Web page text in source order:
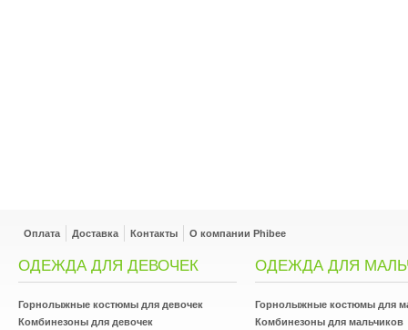
Оплата Доставка Контакты О компании Phibee
ОДЕЖДА ДЛЯ ДЕВОЧЕК
Горнолыжные костюмы для девочек
Комбинезоны для девочек
ОДЕЖДА ДЛЯ
Горнолыжные костюмы для
Комбинезоны для мальчиков